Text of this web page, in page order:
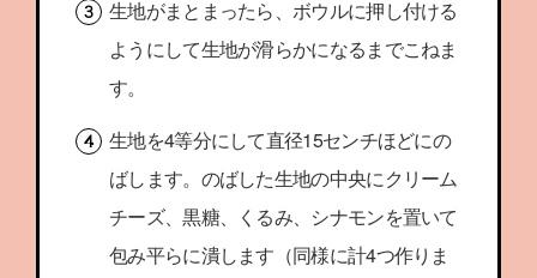
生地がまとまったら、ボウルに押し付ける
ようにして生地が滑らかになるまでこねま
す。
生地を4等分にして直径15センチほどにの
ばします。のばした生地の中央にクリーム
チーズ、黒糖、くるみ、シナモンを置いて
包み平らに潰します（同様に計4つ作りま